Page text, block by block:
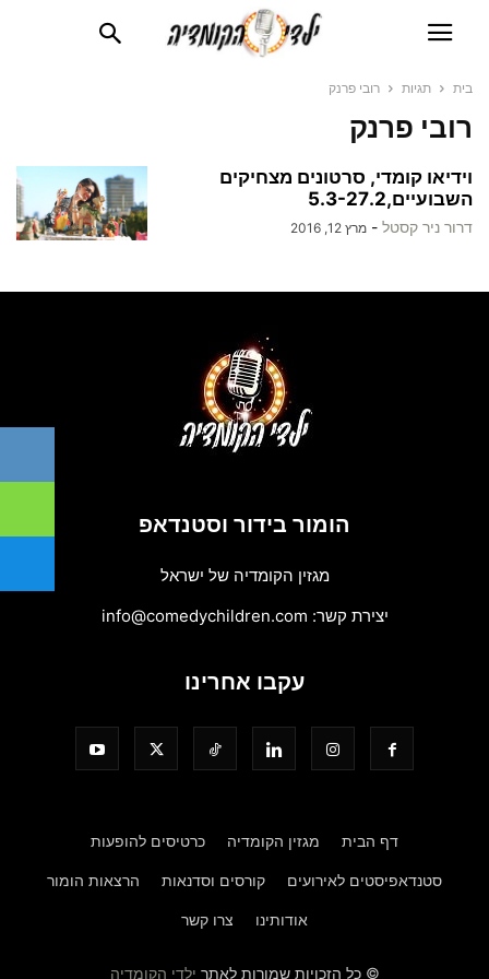
בית תגיות רובי פרנק
רובי פרנק
וידיאו קומדי, סרטונים מצחיקים
השבועיים,5.3-27.2
דרור ניר קסטל - מרץ 12, 2016
הומור בידור וסטנדאפ
מגזין הקומדיה של ישראל
יצירת קשר: info@comedychildren.com
עקבו אחרינו
דף הבית מגזין הקומדיה כרטיסים להופעות
סטנדאפיסטים לאירועים קורסים וסדנאות הרצאות הומור
אודותינו צרו קשר
© כל הזכויות שמורות לאתר ילדי הקומדיה